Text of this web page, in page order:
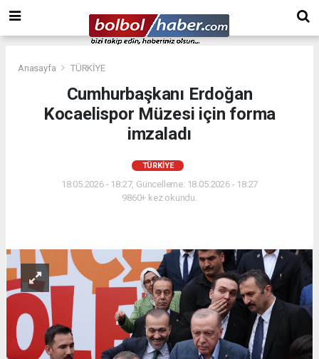
Anasayfa TÜRKİYE
Cumhurbaşkanı Erdoğan
Kocaelispor Müzesi için forma
imzaladı
TÜRKİYE
18.05.2026 - 18:27, Güncelleme: 18.05.2026 - 18:27
9860+ kez okundu.